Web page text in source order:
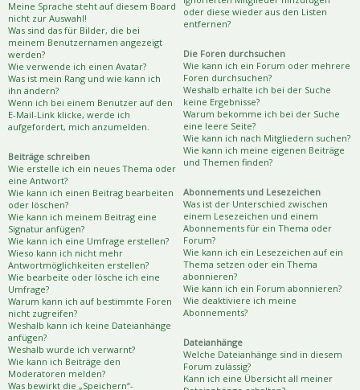
Meine Sprache steht auf diesem Board
nicht zur Auswahl!
Was sind das für Bilder, die bei
meinem Benutzernamen angezeigt
werden?
Wie verwende ich einen Avatar?
Was ist mein Rang und wie kann ich
ihn ändern?
Wenn ich bei einem Benutzer auf den
E-Mail-Link klicke, werde ich
aufgefordert, mich anzumelden.
Beiträge schreiben
Wie erstelle ich ein neues Thema oder
eine Antwort?
Wie kann ich einen Beitrag bearbeiten
oder löschen?
Wie kann ich meinem Beitrag eine
Signatur anfügen?
Wie kann ich eine Umfrage erstellen?
Wieso kann ich nicht mehr
Antwortmöglichkeiten erstellen?
Wie bearbeite oder lösche ich eine
Umfrage?
Warum kann ich auf bestimmte Foren
nicht zugreifen?
Weshalb kann ich keine Dateianhänge
anfügen?
Weshalb wurde ich verwarnt?
Wie kann ich Beiträge den
Moderatoren melden?
Was bewirkt die „Speichern“-
oder diese wieder aus den Listen
entfernen?
Die Foren durchsuchen
Wie kann ich ein Forum oder mehrere
Foren durchsuchen?
Weshalb erhalte ich bei der Suche
keine Ergebnisse?
Warum bekomme ich bei der Suche
eine leere Seite?
Wie kann ich nach Mitgliedern suchen?
Wie kann ich meine eigenen Beiträge
und Themen finden?
Abonnements und Lesezeichen
Was ist der Unterschied zwischen
einem Lesezeichen und einem
Abonnements für ein Thema oder
Forum?
Wie kann ich ein Lesezeichen auf ein
Thema setzen oder ein Thema
abonnieren?
Wie kann ich ein Forum abonnieren?
Wie deaktiviere ich meine
Abonnements?
Dateianhänge
Welche Dateianhänge sind in diesem
Forum zulässig?
Kann ich eine Übersicht all meiner